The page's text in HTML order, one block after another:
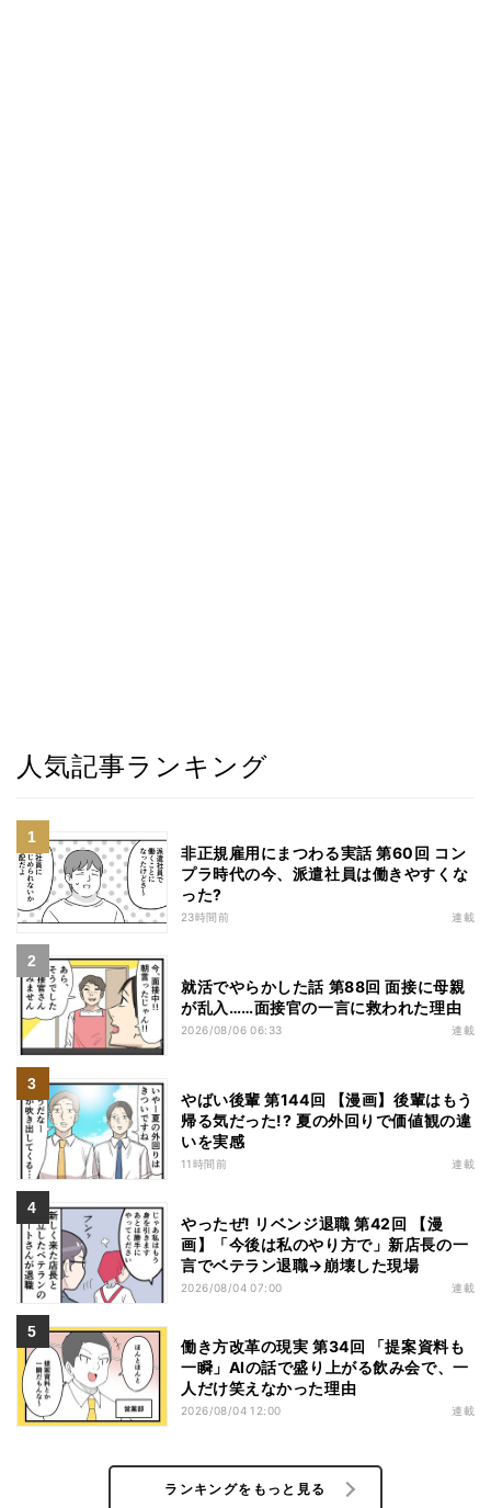
人気記事ランキング
非正規雇用にまつわる実話 第60回 コン
プラ時代の今、派遣社員は働きやすくな
った?
23時間前 連載
就活でやらかした話 第88回 面接に母親
が乱入……面接官の一言に救われた理由
2026/08/06 06:33 連載
やばい後輩 第144回 【漫画】後輩はもう
帰る気だった!? 夏の外回りで価値観の違
いを実感
11時間前 連載
やったぜ! リベンジ退職 第42回 【漫
画】「今後は私のやり方で」新店長の一
言でベテラン退職→崩壊した現場
2026/08/04 07:00 連載
働き方改革の現実 第34回 「提案資料も
一瞬」AIの話で盛り上がる飲み会で、一
人だけ笑えなかった理由
2026/08/04 12:00 連載
ランキングをもっと見る